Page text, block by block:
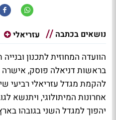
נושאים בכתבה עזריאלי
הוועדה המחוזית לתכנון
בראשות דניאלה פוסק, אישרה
להקמת מגדל עזריאלי רביעי
יהפוך למגדל השני בגובהו